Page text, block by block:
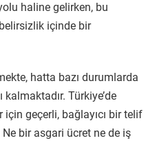
haline gelirken, bu
içinde bir
hatta bazı durumlarda
Türkiye’de
geçerli, bağlayıcı bir telif
bir asgari ücret ne de iş